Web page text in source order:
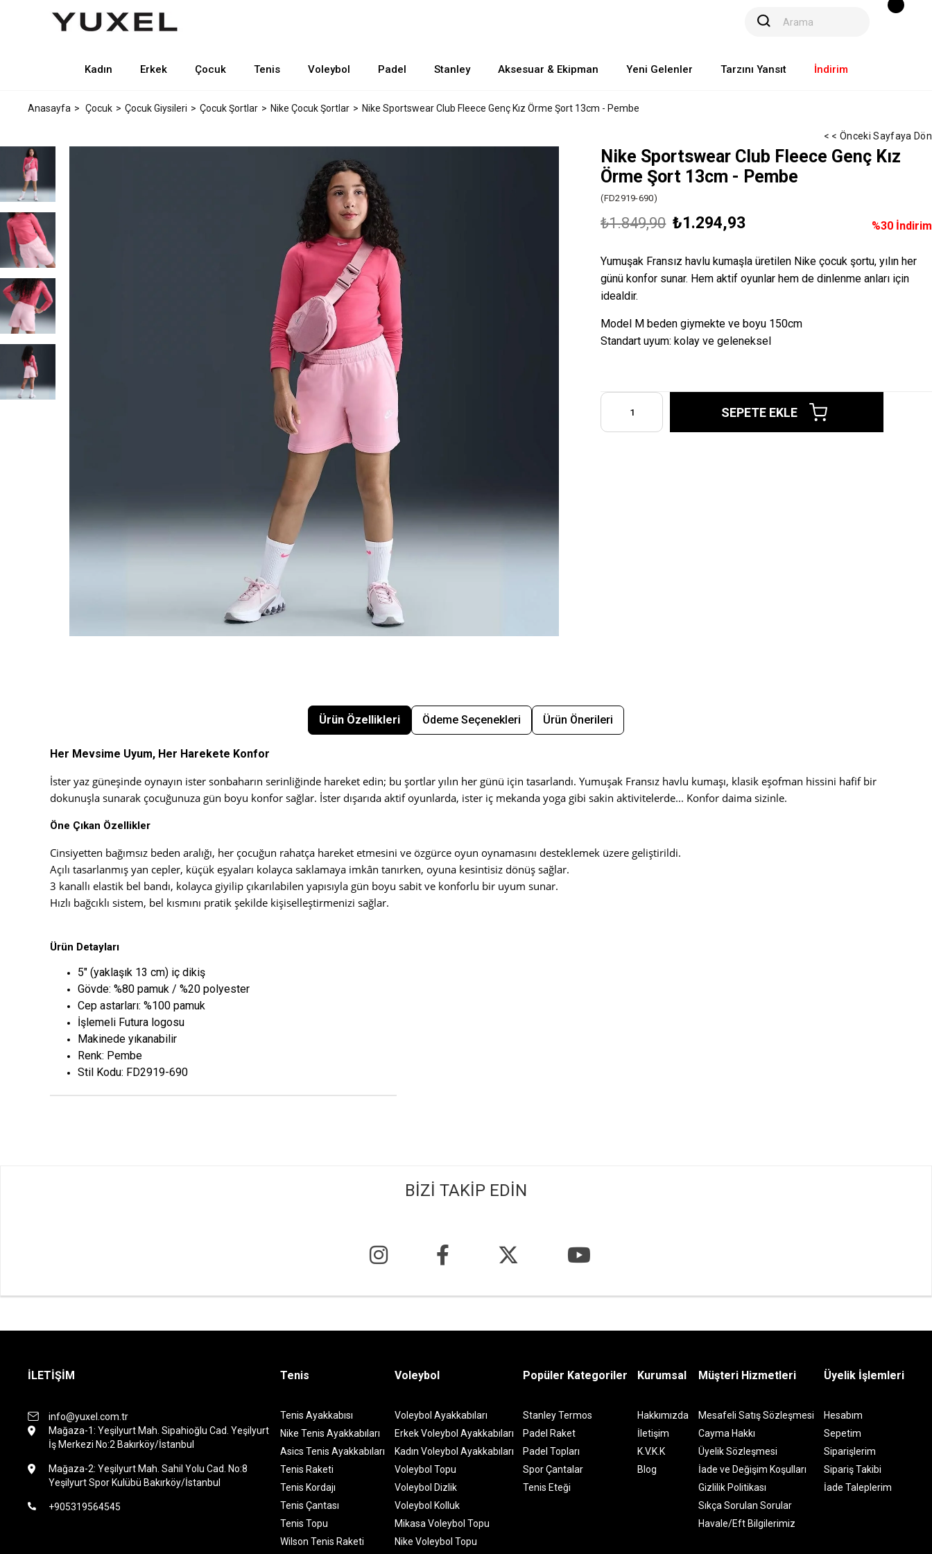
Kadın Erkek Çocuk Tenis Voleybol Padel Stanley Aksesuar & Ekipman Yeni Gelenler Tarzını Yansıt İndirim
Anasayfa Çocuk Çocuk Giysileri Çocuk Şortlar Nike Çocuk Şortlar Nike Sportswear Club Fleece Genç Kız Örme Şort 13cm - Pembe
< < Önceki Sayfaya Dön
Nike Sportswear Club Fleece Genç Kız
Örme Şort 13cm - Pembe
(FD2919-690)
%30İndirim
₺1.849,90 ₺1.294,93
Yumuşak Fransız havlu kumaşla üretilen Nike çocuk şortu, yılın her
günü konfor sunar. Hem aktif oyunlar hem de dinlenme anları için
idealdir.
Model M beden giymekte ve boyu 150cm
Standart uyum: kolay ve geleneksel
Ürün Özellikleri Ödeme Seçenekleri Ürün Önerileri
Her Mevsime Uyum, Her Harekete Konfor
İster yaz güneşinde oynayın ister sonbaharın serinliğinde hareket edin; bu şortlar yılın her günü için tasarlandı. Yumuşak Fransız havlu kumaşı, klasik eşofman hissini hafif bir
dokunuşla sunarak çocuğunuza gün boyu konfor sağlar. İster dışarıda aktif oyunlarda, ister iç mekanda yoga gibi sakin aktivitelerde... Konfor daima sizinle.
Öne Çıkan Özellikler
Cinsiyetten bağımsız beden aralığı, her çocuğun rahatça hareket etmesini ve özgürce oyun oynamasını desteklemek üzere geliştirildi.
Açılı tasarlanmış yan cepler, küçük eşyaları kolayca saklamaya imkân tanırken, oyuna kesintisiz dönüş sağlar.
3 kanallı elastik bel bandı, kolayca giyilip çıkarılabilen yapısıyla gün boyu sabit ve konforlu bir uyum sunar.
Hızlı bağcıklı sistem, bel kısmını pratik şekilde kişiselleştirmenizi sağlar.
Ürün Detayları
5" (yaklaşık 13 cm) iç dikiş
Gövde: %80 pamuk / %20 polyester
Cep astarları: %100 pamuk
İşlemeli Futura logosu
Makinede yıkanabilir
Renk: Pembe
Stil Kodu: FD2919-690
BİZİ TAKİP EDİN
İLETİŞİM
info@yuxel.com.tr
Mağaza-1: Yeşilyurt Mah. Sipahioğlu Cad. Yeşilyurt
İş Merkezi No:2 Bakırköy/İstanbul
Mağaza-2: Yeşilyurt Mah. Sahil Yolu Cad. No:8
Yeşilyurt Spor Kulübü Bakırköy/İstanbul
+905319564545
Tenis
Tenis Ayakkabısı
Nike Tenis Ayakkabıları
Asics Tenis Ayakkabıları
Tenis Raketi
Tenis Kordajı
Tenis Çantası
Tenis Topu
Wilson Tenis Raketi
Voleybol
Voleybol Ayakkabıları
Erkek Voleybol Ayakkabıları
Kadın Voleybol Ayakkabıları
Voleybol Topu
Voleybol Dizlik
Voleybol Kolluk
Mikasa Voleybol Topu
Nike Voleybol Topu
Popüler Kategoriler
Stanley Termos
Padel Raket
Padel Topları
Spor Çantalar
Tenis Eteği
Kurumsal
Hakkımızda
İletişim
K.V.K.K
Blog
Müşteri Hizmetleri
Mesafeli Satış Sözleşmesi
Cayma Hakkı
Üyelik Sözleşmesi
İade ve Değişim Koşulları
Gizlilik Politikası
Sıkça Sorulan Sorular
Havale/Eft Bilgilerimiz
Üyelik İşlemleri
Hesabım
Sepetim
Siparişlerim
Sipariş Takibi
İade Taleplerim